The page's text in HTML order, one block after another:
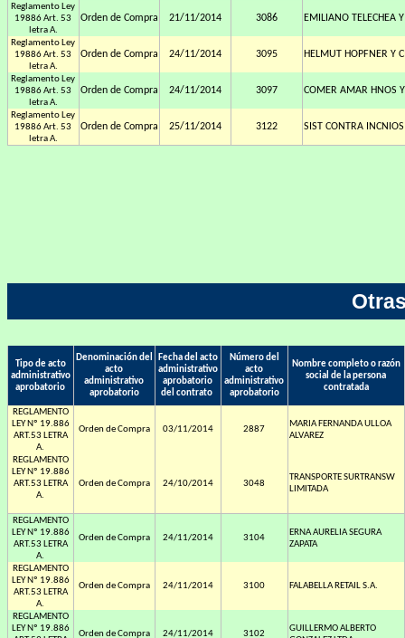
Reglamento Ley
19886 Art. 53
letra A.
Orden de Compra 21/11/2014 3086 EMILIANO TELECHEA
Reglamento Ley
19886 Art. 53
letra A.
Orden de Compra 24/11/2014 3095 HELMUT HOPFNER Y
Reglamento Ley
19886 Art. 53
letra A.
Orden de Compra 24/11/2014 3097 COMER AMAR HNOS
Reglamento Ley
19886 Art. 53
letra A.
Orden de Compra 25/11/2014 3122 SIST CONTRA
Tipo de acto
administrativo
aprobatorio
Denominación del
acto
administrativo
aprobatorio
Fecha del acto
administrativo
aprobatorio
del contrato
Número del
acto
administrativo
aprobatorio
Nombre completo o razón
social de la persona
contratada
REGLAMENTO
LEY Nº 19.886
ART.53 LETRA
A.
Orden de Compra 03/11/2014 2887
MARIA FERNANDA ULLOA
ALVAREZ
REGLAMENTO
LEY Nº 19.886
ART.53 LETRA
A.
Orden de Compra 24/10/2014 3048
TRANSPORTE SURTRANSW
LIMITADA
REGLAMENTO
LEY Nº 19.886
ART.53 LETRA
A.
Orden de Compra 24/11/2014 3104
ERNA AURELIA SEGURA
ZAPATA
REGLAMENTO
LEY Nº 19.886
ART.53 LETRA
A.
Orden de Compra 24/11/2014 3100 FALABELLA RETAIL S.A.
REGLAMENTO
LEY Nº 19.886
Orden de Compra 24/11/2014 3102
GUILLERMO ALBERTO